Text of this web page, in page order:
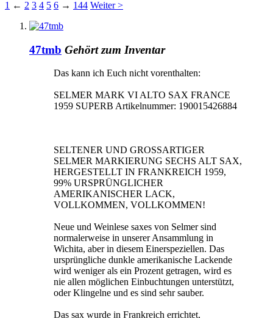
1 ← 2 3 4 5 6 → 144 Weiter >
47tmb Gehört zum Inventar
Das kann ich Euch nicht vorenthalten:
SELMER MARK VI ALTO SAX FRANCE
1959 SUPERB Artikelnummer: 190015426884
SELTENER UND GROSSARTIGER
SELMER MARKIERUNG SECHS ALT SAX,
HERGESTELLT IN FRANKREICH 1959,
99% URSPRÜNGLICHER
AMERIKANISCHER LACK,
VOLLKOMMEN, VOLLKOMMEN!
Neue und Weinlese saxes von Selmer sind
normalerweise in unserer Ansammlung in
Wichita, aber in diesem Einerspeziellen. Das
ursprüngliche dunkle amerikanische Lackende
wird weniger als ein Prozent getragen, wird es
nie allen möglichen Einbuchtungen unterstützt,
oder Klingelne und es sind sehr sauber.
Das sax wurde in Frankreich errichtet,